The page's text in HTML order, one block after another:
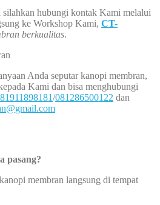
silahkan hubungi kontak Kami melalui
ke Workshop Kami, CT-
berkualitas.
Anda seputar kanopi membran,
Kami dan bisa menghubungi
/081286500122 dan
pasang?
membran langsung di tempat